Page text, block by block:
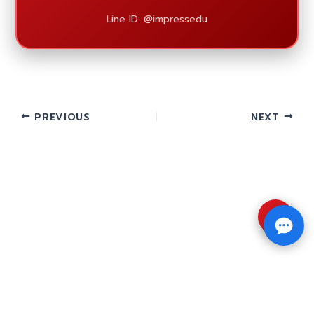
Line ID: @impressedu
PREVIOUS NEXT
⇧